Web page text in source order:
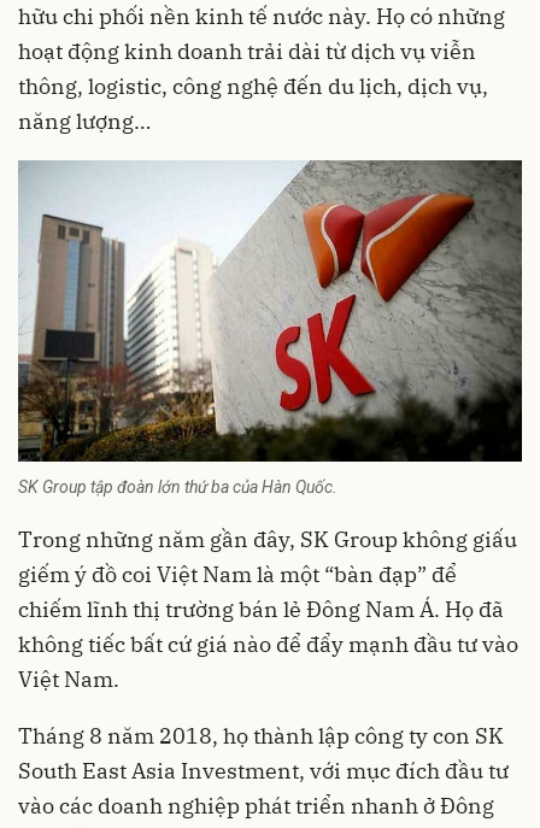
hữu chi phối nền kinh tế nước này. Họ có những
hoạt động kinh doanh trải dài từ dịch vụ viễn
thông, logistic, công nghệ đến du lịch, dịch vụ,
năng lượng…
SK Group tập đoàn lớn thứ ba của Hàn Quốc.
Trong những năm gần đây, SK Group không giấu
giếm ý đồ coi Việt Nam là một “bàn đạp” để
chiếm lĩnh thị trường bán lẻ Đông Nam Á. Họ đã
không tiếc bất cứ giá nào để đẩy mạnh đầu tư vào
Việt Nam.
Tháng 8 năm 2018, họ thành lập công ty con SK
South East Asia Investment, với mục đích đầu tư
vào các doanh nghiệp phát triển nhanh ở Đông